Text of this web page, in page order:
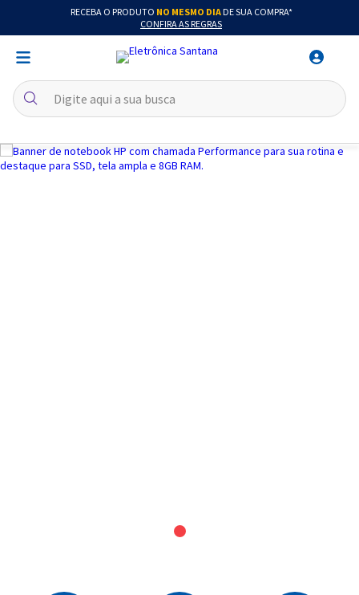
RECEBA O PRODUTO NO MESMO DIADE SUA COMPRA*
CONFIRA AS REGRAS